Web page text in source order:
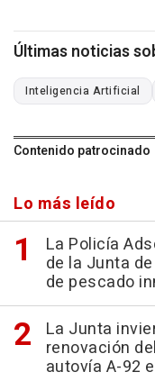
Últimas noticias
Inteligencia Artificial
Contenido patrocinado
Lo más leído
La Policía
de la Junta
de pescado
La Junta
renovación
autovía A-92